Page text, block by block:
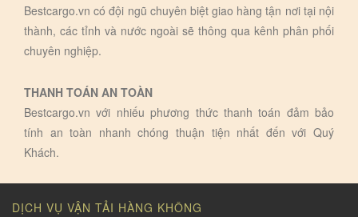
Bestcargo.vn có đội ngũ chuyên biệt giao hàng tận nơi tại nội
thành, các tỉnh và nước ngoài sẽ thông qua kênh phân phối
chuyên nghiệp.
THANH TOÁN AN TOÀN
Bestcargo.vn với nhiếu phương thức thanh toán đảm bảo
tính an toàn nhanh chóng thuận tiện nhất đến với Quý
Khách.
DỊCH VỤ VẬN TẢI HÀNG KHÔNG